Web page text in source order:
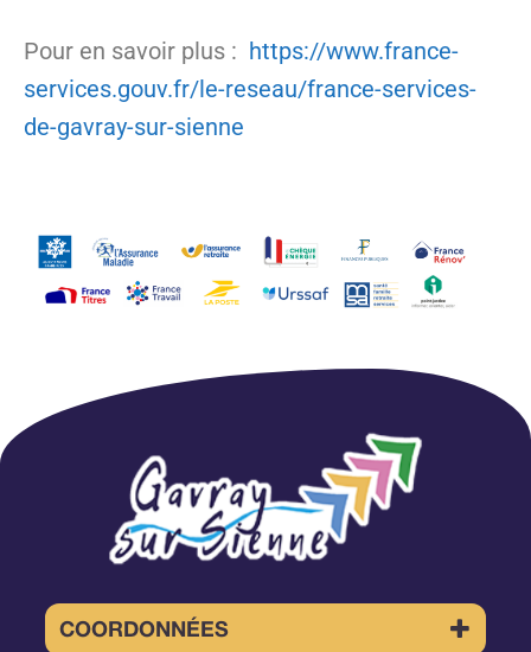
Pour en savoir plus : https://www.france-
services.gouv.fr/le-reseau/france-services-
de-gavray-sur-sienne
COORDONNÉES